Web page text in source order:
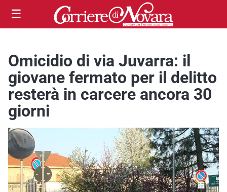
☰
Omicidio di via Juvarra: il
giovane fermato per il delitto
resterà in carcere ancora 30
giorni